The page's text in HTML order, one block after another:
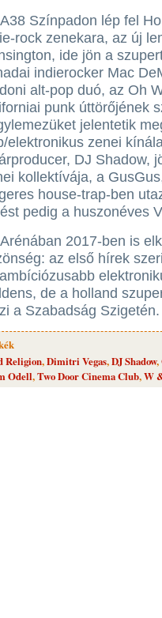
Színpadon lép fel
rock zenekara, az új
ide jön a
indierocker Mac
alt-pop duó, az Oh
punk úttörőjének
jelentetik
elektronikus zenei
DJ Shadow,
kollektívája, a
house-trap-ben
pedig a huszonéves
2017-ben is
az első hírek
de a holland
a Szabadság Szigetén.
Religion,Dimitri Vegas,DJ Shadow,
Odell,Two Door Cinema Club,W